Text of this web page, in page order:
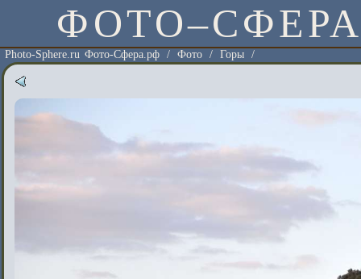
Photo-Sphere.ru Фото-Сфера.рф / Фото / Горы /